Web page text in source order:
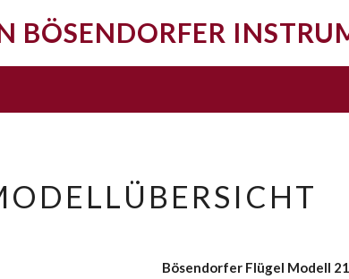
BÖSENDORFER
Bösendorfer Flügel Modell